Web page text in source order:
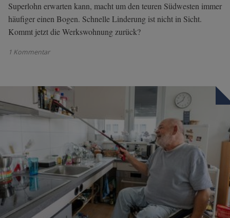
Superlohn erwarten kann, macht um den teuren Südwesten immer
häufiger einen Bogen. Schnelle Linderung ist nicht in Sicht.
Kommt jetzt die Werkswohnung zurück?
1 Kommentar